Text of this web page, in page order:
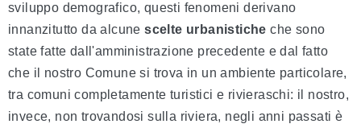
sviluppo demografico, questi fenomeni derivano
innanzitutto da alcunescelte urbanistiche che sono
state fatte dall'amministrazione precedente e dal fatto
che il nostro Comune si trova in un ambiente particolare,
tra comuni completamente turistici e rivieraschi: il nostro,
invece, non trovandosi sulla riviera, negli anni passati è